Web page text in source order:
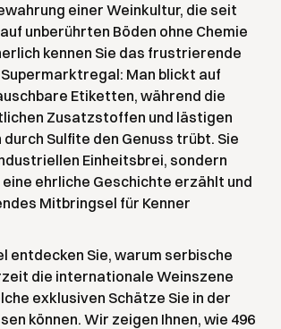
einer Weinkultur, die seit
unberührten Böden ohne Chemie
kennen Sie das frustrierende
Man blickt auf
Etiketten, während die
Zusatzstoffen und lästigen
Sulfite den Genuss trübt. Sie
Einheitsbrei, sondern
eine ehrliche Geschichte erzählt und
Mitbringsel für Kenner
entdecken Sie, warum serbische
die internationale Weinszene
exklusiven Schätze Sie in der
können. Wir zeigen Ihnen, wie 496